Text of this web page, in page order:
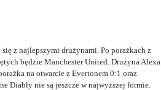
z najlepszymi drużynami. Po porażkach z
będzie Manchester United. Drużyna Alexa
na otwarcie z Evertonem 0:1 oraz
Diabły nie są jeszcze w najwyższej formie.